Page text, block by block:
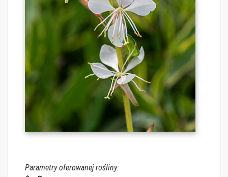
Parametry oferowanej rośliny: